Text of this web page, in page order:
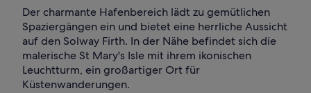
Der charmante Hafenbereich lädt zu gemütlichen
Spaziergängen ein und bietet eine herrliche Aussicht
auf den Solway Firth. In der Nähe befindet sich die
malerische St Mary's Isle mit ihrem ikonischen
Leuchtturm, ein großartiger Ort für
Küstenwanderungen.